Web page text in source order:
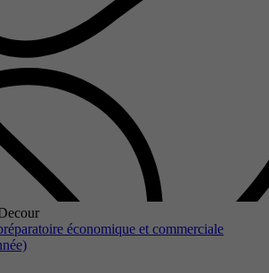
économique et commerciale